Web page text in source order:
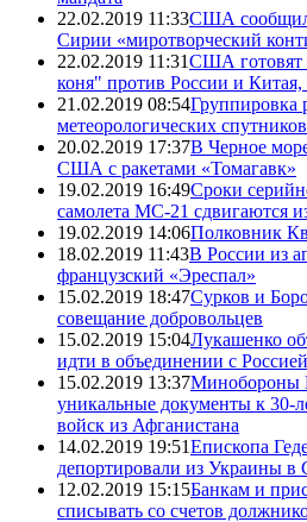
22.02.2019 11:33США
Сирии «миротворческий
22.02.2019 11:31США готовят
коня" против России и
21.02.2019 08:54Группировка
метеорологических
20.02.2019 17:37В Черное
США с ракетами «Томагавк»
19.02.2019 16:49Сроки
самолета МС-21 сдвигаются
19.02.2019 14:06Полковник
18.02.2019 11:43В России из
французский «Эреспал»
15.02.2019 18:47Сурков и
совещание добровольцев
15.02.2019 15:04Лукашенко
идти в объединении с Россией
15.02.2019 13:37Минобороны
уникальные документы к 30-
войск из Афганистана
14.02.2019 19:51Епископа
депортировали из Украины
12.02.2019 15:15Банкам и
списывать со счетов